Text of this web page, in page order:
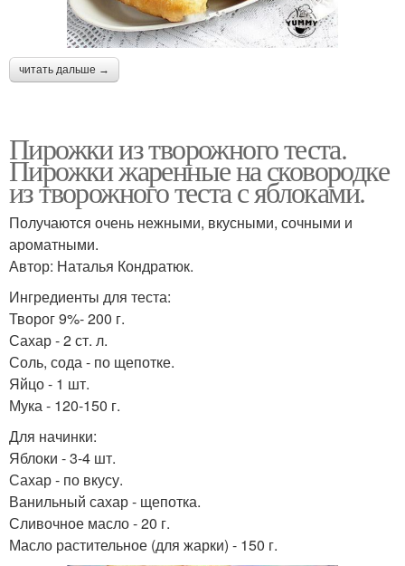
читать дальше →
Пирожки из творожного теста.
Пирожки жаренные на сковородке
из творожного теста с яблоками.
Получаются очень нежными, вкусными, сочными и
ароматными.
Автор: Наталья Кондратюк.
Ингредиенты для теста:
Творог 9%- 200 г.
Сахар - 2 ст. л.
Соль, сода - по щепотке.
Яйцо - 1 шт.
Мука - 120-150 г.
Для начинки:
Яблоки - 3-4 шт.
Сахар - по вкусу.
Ванильный сахар - щепотка.
Сливочное масло - 20 г.
Масло растительное (для жарки) - 150 г.